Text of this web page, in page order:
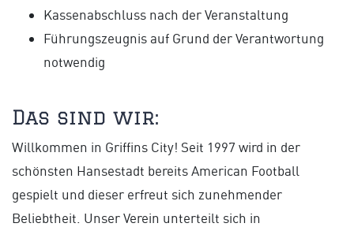
Kassenabschluss nach der Veranstaltung
Führungszeugnis auf Grund der Verantwortung
notwendig
Das sind wir:
Willkommen in Griffins City! Seit 1997 wird in der
schönsten Hansestadt bereits American Football
gespielt und dieser erfreut sich zunehmender
Beliebtheit. Unser Verein unterteilt sich in